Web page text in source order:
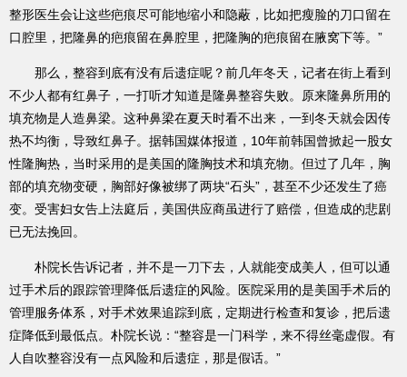
整形医生会让这些疤痕尽可能地缩小和隐蔽，比如把瘦脸的刀口留在
口腔里，把隆鼻的疤痕留在鼻腔里，把隆胸的疤痕留在腋窝下等。”
那么，整容到底有没有后遗症呢？前几年冬天，记者在街上看到
不少人都有红鼻子，一打听才知道是隆鼻整容失败。原来隆鼻所用的
填充物是人造鼻梁。这种鼻梁在夏天时看不出来，一到冬天就会因传
热不均衡，导致红鼻子。据韩国媒体报道，10年前韩国曾掀起一股女
性隆胸热，当时采用的是美国的隆胸技术和填充物。但过了几年，胸
部的填充物变硬，胸部好像被绑了两块“石头”，甚至不少还发生了癌
变。受害妇女告上法庭后，美国供应商虽进行了赔偿，但造成的悲剧
已无法挽回。
朴院长告诉记者，并不是一刀下去，人就能变成美人，但可以通
过手术后的跟踪管理降低后遗症的风险。医院采用的是美国手术后的
管理服务体系，对手术效果追踪到底，定期进行检查和复诊，把后遗
症降低到最低点。朴院长说：“整容是一门科学，来不得丝毫虚假。有
人自吹整容没有一点风险和后遗症，那是假话。”